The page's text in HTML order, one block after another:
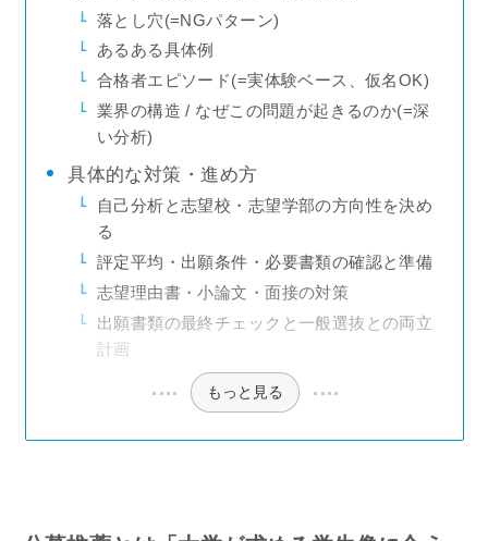
落とし穴(=NGパターン)
あるある具体例
合格者エピソード(=実体験ベース、仮名OK)
業界の構造 / なぜこの問題が起きるのか(=深
い分析)
具体的な対策・進め方
自己分析と志望校・志望学部の方向性を決め
る
評定平均・出願条件・必要書類の確認と準備
志望理由書・小論文・面接の対策
出願書類の最終チェックと一般選抜との両立
計画
もっと見る